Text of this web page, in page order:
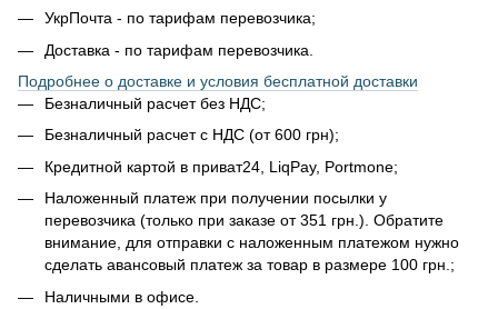
УкрПочта - по тарифам перевозчика;
Доставка - по тарифам перевозчика.
Подробнее о доставке и условия бесплатной доставки
Безналичный расчет без НДС;
Безналичный расчет с НДС (от 600 грн);
Кредитной картой в приват24, LiqPay, Portmone;
Наложенный платеж при получении посылки у
перевозчика (только при заказе от 351 грн.). Обратите
внимание, для отправки с наложенным платежом нужно
сделать авансовый платеж за товар в размере 100 грн.;
Наличными в офисе.